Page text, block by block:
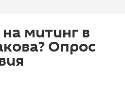
митинг в
Опрос